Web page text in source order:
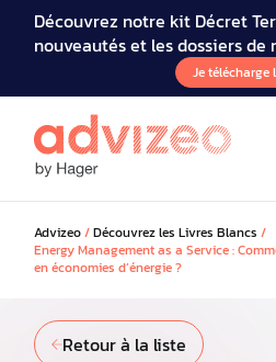
Découvrez notre kit Décret
nouveautés et les dossiers
Je télécharge
Advizeo/Découvrez les Livres Blancs /
Energy Management as a Service :
en économies d’énergie ?
Retour à la liste